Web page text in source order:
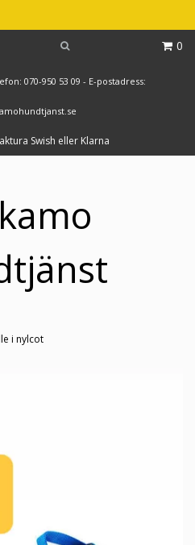
0
070-950 53 09 - E-postadress:
Swish eller Klarna
i nylcot